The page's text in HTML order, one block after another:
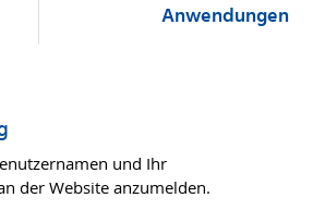
Anwendungen
und Ihr
der Website anzumelden.